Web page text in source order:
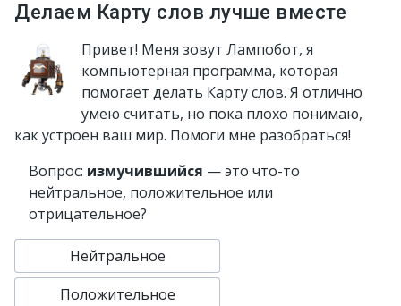
Делаем Карту слов лучше вместе
Привет! Меня зовут Лампобот, я
компьютерная программа, которая
помогает делать Карту слов. Я отлично
умею считать, но пока плохо понимаю,
как устроен ваш мир. Помоги мне разобраться!
Вопрос: измучившийся — это что-то
нейтральное, положительное или
отрицательное?
Нейтральное
Положительное